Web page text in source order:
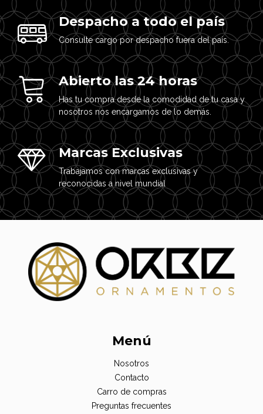
Despacho a todo el país
Consulte cargo por despacho fuera del país.
Abierto las 24 horas
Has tu compra desde la comodidad de tu casa y
nosotros nos encargamos de lo demás.
Marcas Exclusivas
Trabajamos con marcas exclusivas y
reconocidas a nivel mundial
Menú
Nosotros
Contacto
Carro de compras
Preguntas frecuentes